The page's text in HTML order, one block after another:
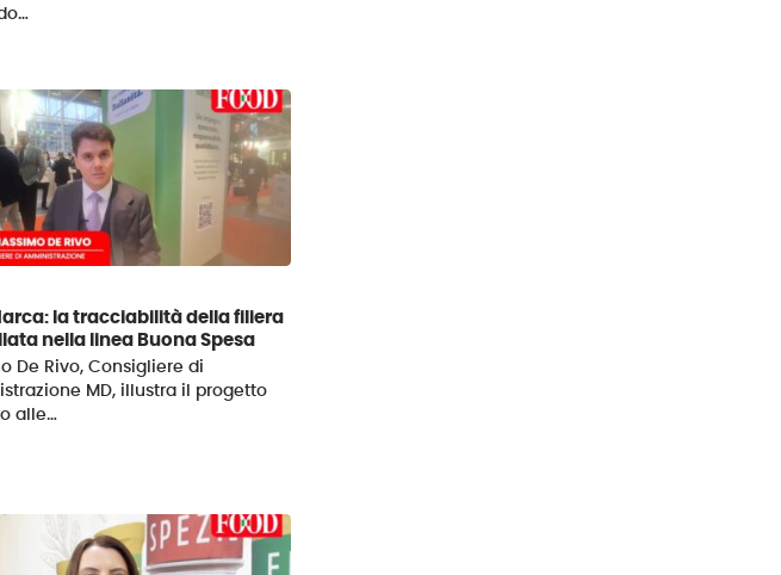
la tracciabilità della filiera
nella linea Buona Spesa
De Rivo, Consigliere di
MD, illustra il progetto
alle…